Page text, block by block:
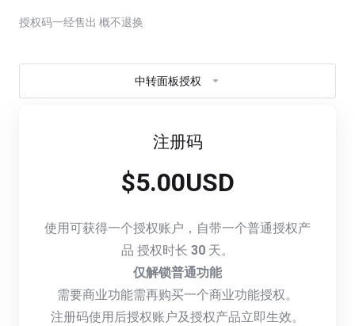
授权码一经售出 概不退换
中转面板授权
注册码
$5.00USD
使用可获得一个授权账户，自带一个普通授权产
品 授权时长 30 天。
仅解锁普通功能
需要商业功能需再购买一个商业功能授权。
注册码使用后授权账户及授权产品立即生效。